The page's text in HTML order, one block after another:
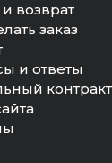
возврат
заказ
и ответы
контракт